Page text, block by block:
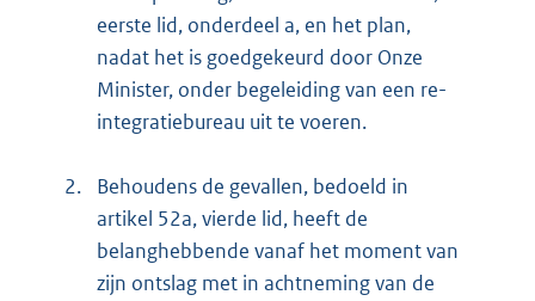
eerste lid, onderdeel a, en het plan,
nadat het is goedgekeurd door Onze
Minister, onder begeleiding van een re-
integratiebureau uit te voeren.
2.
Behoudens de gevallen, bedoeld in
artikel 52a, vierde lid, heeft de
belanghebbende vanaf het moment van
zijn ontslag met in achtneming van de